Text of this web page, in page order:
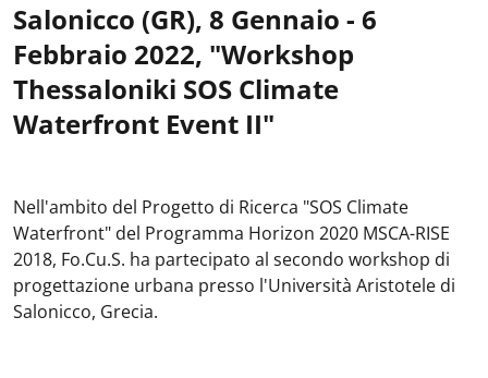
Salonicco (GR), 8 Gennaio - 6
Febbraio 2022, "Workshop
Thessaloniki SOS Climate
Waterfront Event II"
Nell'ambito del Progetto di Ricerca "SOS Climate
Waterfront" del Programma Horizon 2020 MSCA-RISE
2018, Fo.Cu.S. ha partecipato al secondo workshop di
progettazione urbana presso l'Università Aristotele di
Salonicco, Grecia.